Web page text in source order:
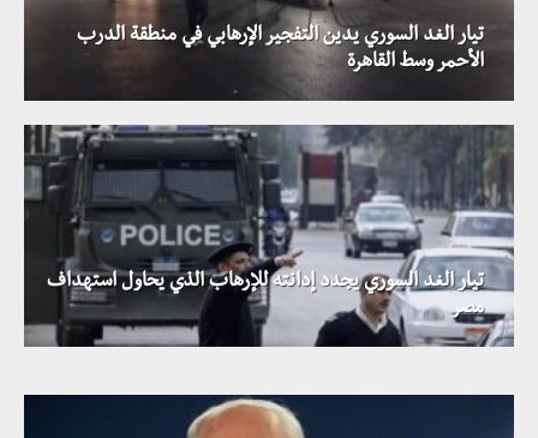
تيار الغد السوري يدين التفجير الإرهابي في منطقة الدرب
الأحمر وسط القاهرة
تيار الغد السوري يجدد إدانته للإرهاب الذي يحاول استهداف
مصر
عشرات القتلى والجرحى جراء انفجار مفخختين في مدينة
إدلب